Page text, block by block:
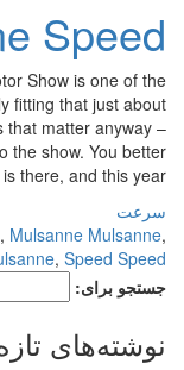
Speed
Show is one of the
fitting that just about
that matter anyway –
the show. You better
is there, and this year […]
سرعت
,Mulsanne Mulsanne
,Speed Speed
جستجو برای:
نوشته‌های تازه